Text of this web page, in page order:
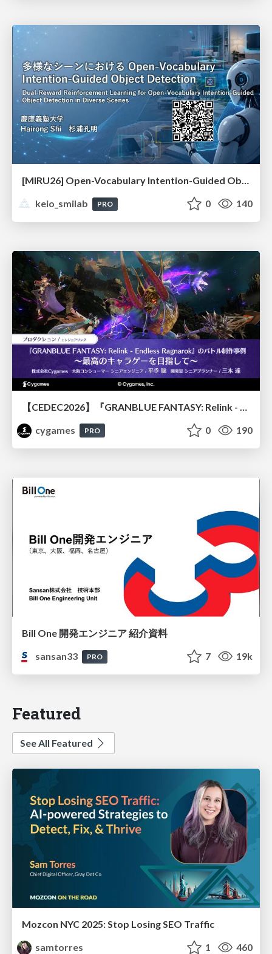
[MIRU26] Open-Vocabulary Intention-Guided Object Detection in Diverse Scenes
keio_smilab
PRO 0 140
cygames
PRO 0 190
Bill One 開発エンジニア 紹介資料
sansan33
PRO 7 19k
Featured
See All Featured
Mozcon NYC 2025: Stop Losing SEO Traffic
samtorres
1 460